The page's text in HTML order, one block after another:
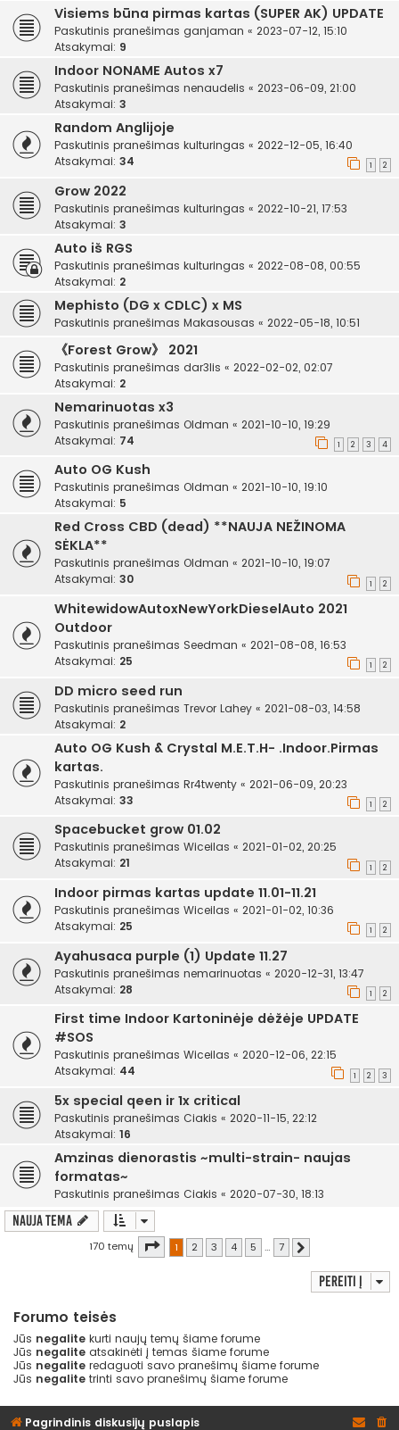
Visiems būna pirmas kartas (SUPER AK) UPDATE
Paskutinis pranešimas ganjaman « 2023-07-12, 15:10
Atsakymai: 9
Indoor NONAME Autos x7
Paskutinis pranešimas nenaudelis « 2023-06-09, 21:00
Atsakymai: 3
Random Anglijoje
Paskutinis pranešimas kulturingas « 2022-12-05, 16:40
Atsakymai: 34 1 2
Grow 2022
Paskutinis pranešimas kulturingas « 2022-10-21, 17:53
Atsakymai: 3
Auto iš RGS
Paskutinis pranešimas kulturingas « 2022-08-08, 00:55
Atsakymai: 2
Mephisto (DG x CDLC) x MS
Paskutinis pranešimas Makasousas « 2022-05-18, 10:51
《Forest Grow》 2021
Paskutinis pranešimas dar3lis « 2022-02-02, 02:07
Atsakymai: 2
Nemarinuotas x3
Paskutinis pranešimas Oldman « 2021-10-10, 19:29
Atsakymai: 74 1 2 3 4
Auto OG Kush
Paskutinis pranešimas Oldman « 2021-10-10, 19:10
Atsakymai: 5
Red Cross CBD (dead) **NAUJA NEŽINOMA
SĖKLA**
Paskutinis pranešimas Oldman « 2021-10-10, 19:07
Atsakymai: 30 1 2
WhitewidowAutoxNewYorkDieselAuto 2021
Outdoor
Paskutinis pranešimas Seedman « 2021-08-08, 16:53
Atsakymai: 25 1 2
DD micro seed run
Paskutinis pranešimas Trevor Lahey « 2021-08-03, 14:58
Atsakymai: 2
Auto OG Kush & Crystal M.E.T.H- .Indoor.Pirmas
kartas.
Paskutinis pranešimas Rr4twenty « 2021-06-09, 20:23
Atsakymai: 33 1 2
Spacebucket grow 01.02
Paskutinis pranešimas Wiceilas « 2021-01-02, 20:25
Atsakymai: 21 1 2
Indoor pirmas kartas update 11.01-11.21
Paskutinis pranešimas Wiceilas « 2021-01-02, 10:36
Atsakymai: 25 1 2
Ayahusaca purple (1) Update 11.27
Paskutinis pranešimas nemarinuotas « 2020-12-31, 13:47
Atsakymai: 28 1 2
First time Indoor Kartoninėje dėžėje UPDATE
#SOS
Paskutinis pranešimas Wiceilas « 2020-12-06, 22:15
Atsakymai: 44 1 2 3
5x special qeen ir 1x critical
Paskutinis pranešimas Ciakis « 2020-11-15, 22:12
Atsakymai: 16
Amzinas dienorastis ~multi-strain- naujas
formatas~
Paskutinis pranešimas Ciakis « 2020-07-30, 18:13
Nauja tema
170 temų Puslapis iš
1 2 3 4 5 … 7
Pereiti į
Forumo teisės
Jūs negalite kurti naujų temų šiame forume
Jūs negalite atsakinėti į temas šiame forume
Jūs negalite redaguoti savo pranešimų šiame forume
Jūs negalite trinti savo pranešimų šiame forume
Pagrindinis diskusijų puslapis